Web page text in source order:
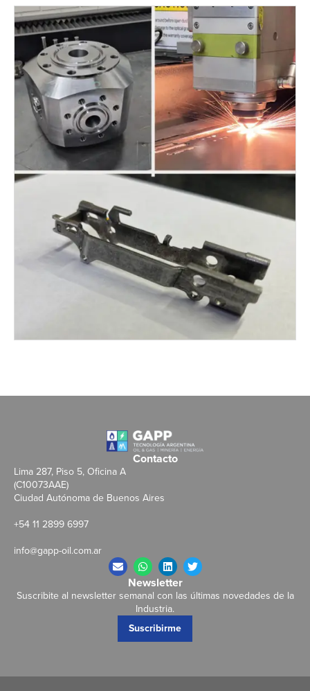
Contacto
Lima 287, Piso 5, Oficina A
(C10073AAE)
Ciudad Autónoma de Buenos Aires
+54 11 2899 6997
info@gapp-oil.com.ar
Newsletter
Suscribite al newsletter semanal con las últimas novedades de la
Industria.
Suscribirme